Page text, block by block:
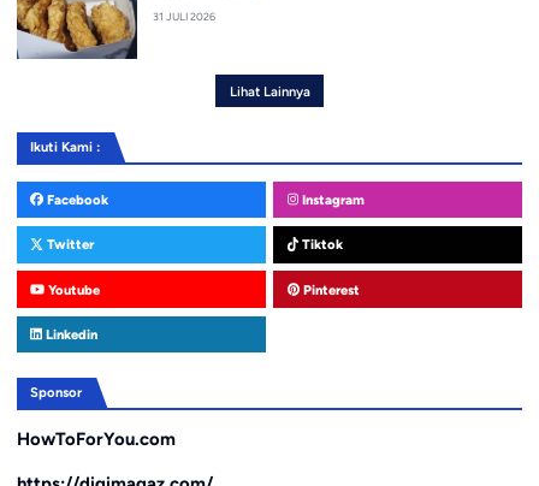
31 JULI 2026
Lihat Lainnya
Ikuti Kami :
Facebook Instagram
Twitter Tiktok
Youtube Pinterest
Linkedin
Sponsor
HowToForYou.com